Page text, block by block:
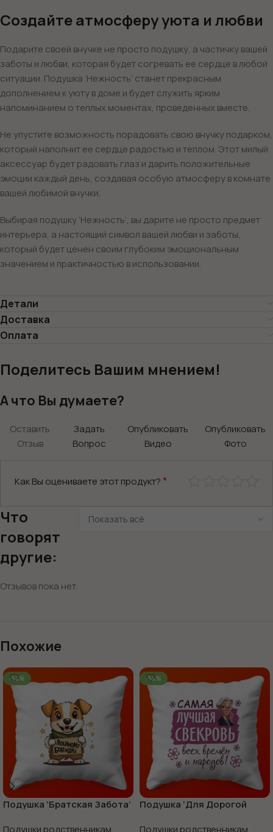
Создайте атмосферу уюта и любви
Подарите своей внучке не просто подушку, а частичку вашей
заботы и любви, которая будет согревать ее сердце в любой
ситуации. Подушка ‘Нежность’ станет прекрасным
дополнением к уюту в доме и будет служить ярким
напоминанием о теплых моментах, проведенных вместе.
Не упустите возможность порадовать свою внучку подарком,
который наполнит ее сердце радостью и теплом. Этот милый
аксессуар будет радовать глаз и дарить положительные
эмоции каждый день, создавая особую атмосферу в комнате
вашей любимой внучки.
Выбирая подушку ‘Нежность’, вы дарите не просто предмет
интерьера, а настоящий символ вашей любви и заботы,
который будет ценен своим глубоким эмоциональным
значением и практичностью в использовании.
Детали
Доставка
Оплата
Поделитесь Вашим мнением!
А что Вы думаете?
Оставить
Отзыв
Задать
Вопрос
Опубликовать
Видео
Опубликовать
Фото
Как Вы оцениваете этот продукт? *
Что
говорят
другие:
Отзывов пока нет.
Похожие
-54%
Подушка ‘Братская Забота’
Подушки родственникам
-54%
Подушка ‘Для Дорогой
Подушки родственникам